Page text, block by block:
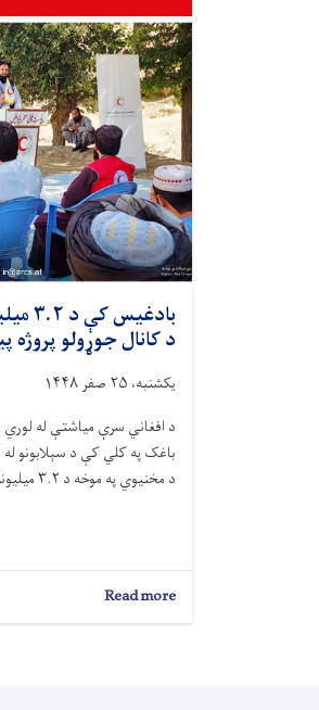
د کانال جوړولو پروژه
یکشنبه، ۲۵ صفر ۱۴۴۸
د افغاني سرې میاشتې له لوري
باغک په کلي کې د سېلابونو له
د مخنیوي په موخه د ۳.۲ میلیونه افغانیو په. . .
Read more
بادغیس